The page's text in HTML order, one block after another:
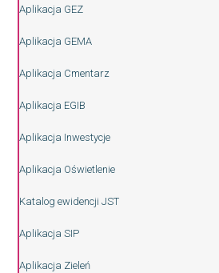
Aplikacja GEZ
Aplikacja GEMA
Aplikacja Cmentarz
Aplikacja EGIB
Aplikacja Inwestycje
Aplikacja Oświetlenie
Katalog ewidencji JST
Aplikacja SIP
Aplikacja Zieleń